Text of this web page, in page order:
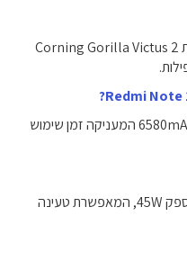
ה-Redmi Note 15 Pro 5G מוגן בזכוכית Corning Gorilla Victus 2
למכשיר סוללת סיליקון-פחמן בקיבולת ‎6580‎mAh המעניקה זמן שימוש
המכשיר תומך בטעינה חוטית מהירה בהספק ‎45W‎, המאפשרת טעינה